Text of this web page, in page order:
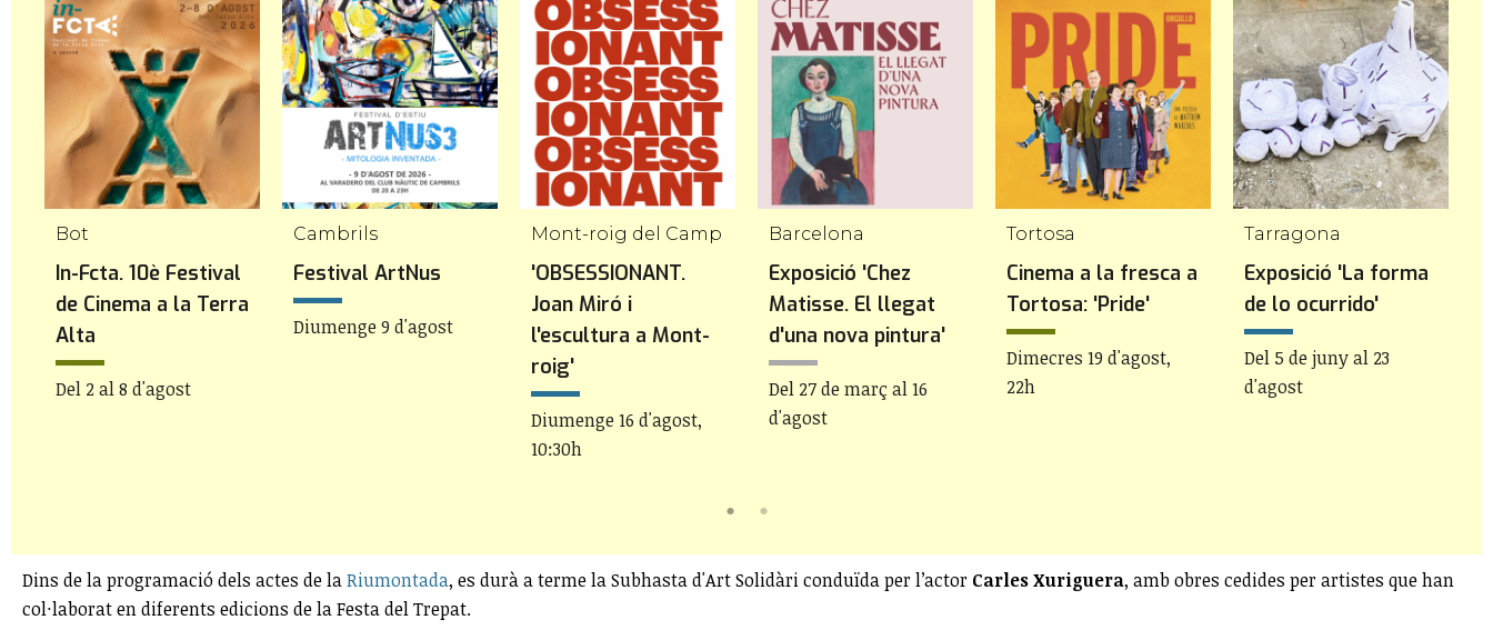
Bot
In-Fcta. 10è Festival
de Cinema a la Terra
Alta
Del 2 al 8 d'agost
Cambrils
Festival ArtNus
Diumenge 9 d'agost
Mont-roig del Camp
'OBSESSIONANT.
Joan Miró i
l'escultura a Mont-
roig'
Diumenge 16 d'agost,
10:30h
Barcelona
Exposició 'Chez
Matisse. El llegat
d'una nova pintura'
Del 27 de març al 16
d'agost
Tortosa
Cinema a la fresca a
Tortosa: 'Pride'
Dimecres 19 d'agost,
22h
Tarragona
Exposició 'La forma
de lo ocurrido'
Del 5 de juny al 23
d'agost
Dins de la programació dels actes de laRiumontada, es durà a terme la Subhasta d'Art Solidàri conduïda per l’actor Carles Xuriguera, amb obres cedides per artistes que han
col·laborat en diferents edicions de la Festa del Trepat.